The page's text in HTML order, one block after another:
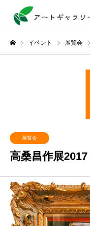
イベント 展覧会
展覧会
高桑昌作展2017